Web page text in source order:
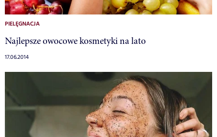
PIELĘGNACJA
Najlepsze owocowe kosmetyki na lato
17.06.2014